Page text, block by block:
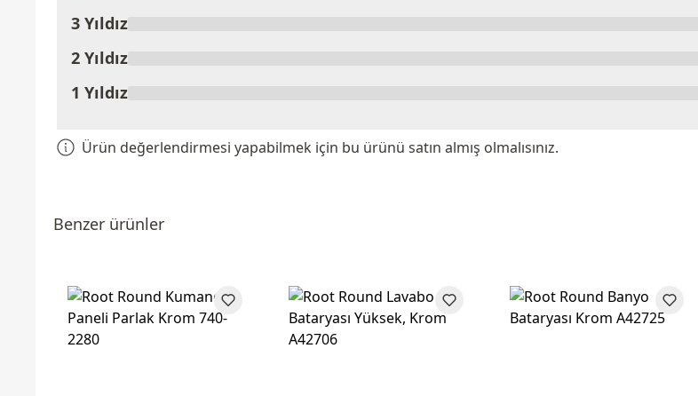
3 Yıldız
2 Yıldız
1 Yıldız
Ürün değerlendirmesi yapabilmek için bu ürünü satın almış olmalısınız.
Benzer ürünler